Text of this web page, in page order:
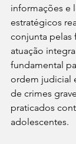
informações e
estratégicos
conjunta pelas
atuação
fundamental
ordem judicial
de crimes
praticados
adolescentes.